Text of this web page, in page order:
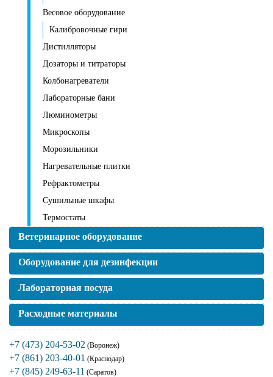
Весовое оборудование
Калибровочные гири
Дистилляторы
Дозаторы и титраторы
Колбонагреватели
Лабораторные бани
Люминометры
Микроскопы
Морозильники
Нагревательные плитки
Рефрактометры
Сушильные шкафы
Термостаты
Ветеринарное оборудование
Оборудование для дезинфекции
Лабораторная посуда
Расходные материалы
+7 (473) 204-53-02 (Воронеж)
+7 (861) 203-40-01 (Краснодар)
+7 (845) 249-63-11 (Саратов)